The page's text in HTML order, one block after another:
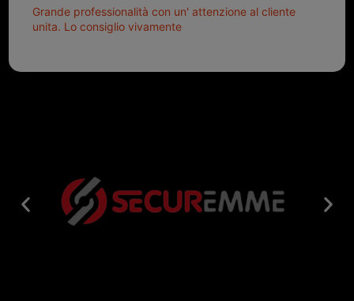
Grande professionalità con un' attenzione al cliente
unita. Lo consiglio vivamente